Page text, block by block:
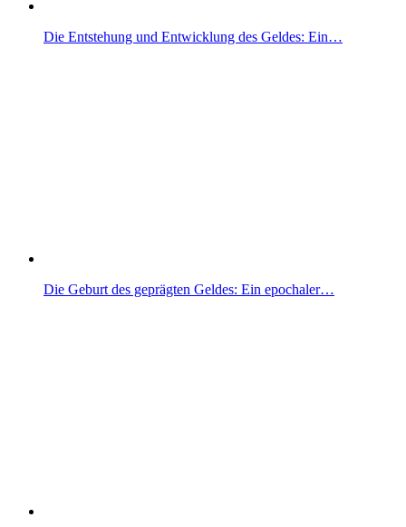
Die Entstehung und Entwicklung des Geldes: Ein…
Die Geburt des geprägten Geldes: Ein epochaler…